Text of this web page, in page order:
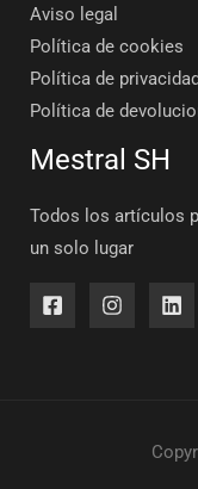
Aviso legal
Política de cookies
Política de privacidad
Política de
Mestral SH
Todos los artículos
un solo lugar